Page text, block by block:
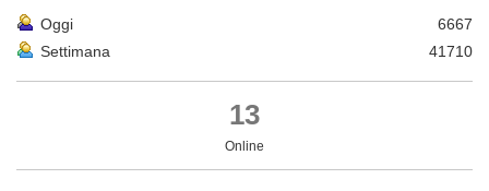
Oggi
6667
Settimana
41710
13
Online